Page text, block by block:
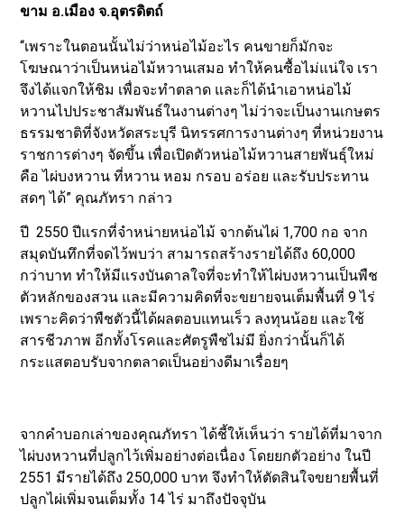
ขาม อ.เมือง จ.อุตรดิตถ์
“เพราะในตอนนั้นไม่ว่าหน่อไม้อะไร คนขายก็มักจะ
โฆษณาว่าเป็นหน่อไม้หวานเสมอ ทำให้คนซื้อไม่แน่ใจ เรา
จึงได้แจกให้ชิม เพื่อจะทำตลาด และก็ได้นำเอาหน่อไม้
หวานไปประชาสัมพันธ์ในงานต่างๆ ไม่ว่าจะเป็นงานเกษตร
ธรรมชาติที่จังหวัดสระบุรี นิทรรศการงานต่างๆ ที่หน่วยงาน
ราชการต่างๆ จัดขึ้น เพื่อเปิดตัวหน่อไม้หวานสายพันธุ์ใหม่
คือ ไผ่บงหวาน ที่หวาน หอม กรอบ อร่อย และรับประทาน
สดๆ ได้” คุณภัทรา กล่าว
ปี 2550 ปีแรกที่จำหน่ายหน่อไม้ จากต้นไผ่ 1,700 กอ จาก
สมุดบันทึกที่จดไว้พบว่า สามารถสร้างรายได้ถึง 60,000
กว่าบาท ทำให้มีแรงบันดาลใจที่จะทำให้ไผ่บงหวานเป็นพืช
ตัวหลักของสวน และมีความคิดที่จะขยายจนเต็มพื้นที่ 9 ไร่
เพราะคิดว่าพืชตัวนี้ได้ผลตอบแทนเร็ว ลงทุนน้อย และใช้
สารชีวภาพ อีกทั้งโรคและศัตรูพืชไม่มี ยิ่งกว่านั้นก็ได้
กระแสตอบรับจากตลาดเป็นอย่างดีมาเรื่อยๆ
จากคำบอกเล่าของคุณภัทรา ได้ชี้ให้เห็นว่า รายได้ที่มาจาก
ไผ่บงหวานที่ปลูกไว้เพิ่มอย่างต่อเนื่อง โดยยกตัวอย่าง ในปี
2551 มีรายได้ถึง 250,000 บาท จึงทำให้ตัดสินใจขยายพื้นที่
ปลูกไผ่เพิ่มจนเต็มทั้ง 14 ไร่ มาถึงปัจจุบัน